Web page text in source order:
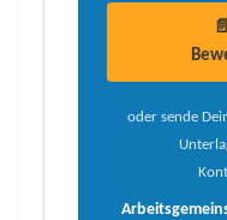
oder sende